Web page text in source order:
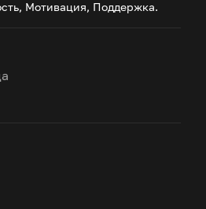
Мотивация, Поддержка.